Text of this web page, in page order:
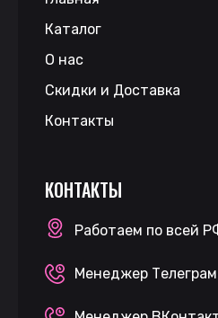
Каталог
О нас
Скидки и Доставка
Контакты
КОНТАКТЫ
Работаем по всей
Менеджер